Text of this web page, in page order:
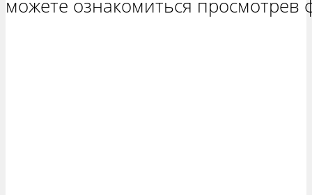
можете ознакомиться просмотрев